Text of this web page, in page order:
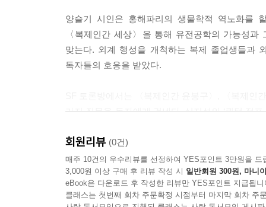
--- p.85
전쟁은 예고 없이 시작되었다.
먼 나라 어느 초등학교에 폭탄이 떨어지던 날, 누
때문에, 독자는 복제인간 역시 인간과 다르지 않
을 당연시하는 SF도 많다. 그런 이야기 속에서 클
하찮은 존재로 여기게 되지는 않을까.
--- p.96
양슬기 시인은 홍해파리의 생물학적 역노화를
〈복제인간 세상〉을 통해 유전공학의 가능성
맞는다. 외계 행성을 개척하는 복제 졸업생들과
독자들의 호응을 받았다.
가지 질문을 독자에게 건넨다. 심지섭의 ‘퀀텀 점
최영희 작가 인터뷰 — 낯선 세계가 우리를 확장시
이번 호에는 어린이·청소년 SF를 꾸준히 써 온
작가는 최근 신작 동화집 《우리 만날까》를 통해
회원리뷰 (0건)
매주 10건의 우수리뷰를 선정하여 YES포인트 3만원을 드
3,000원 이상 구매 후 리뷰 작성 시 일반회원 300원, 마니
eBook은 다운로드 후 작성한 리뷰만 YES포인트 지급됩니
클래스는 첫번째 회차 주문확정 시점부터 마지막 회차 주